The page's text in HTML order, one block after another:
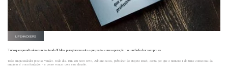
LIFEHACKERS
Tudo que aprendi sobre vendas tendo 90 dias para gerar receitas que pagassem a operação – ou então fechar a empresa
Todo empreendedor precisa vender. Todo dia. Em seu novo livro, Adriano Silva, publisher do Projeto Draft, conta por que o número 1 do time comercial da
empresa é o seu fundador – e como vencer com esse desafio.